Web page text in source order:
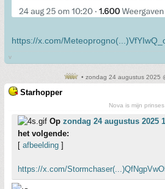
https://x.com/
v
• zondag 24 augustus 2025
Starhopper
Nova is mijn prinses
Op zondag 24 augustus 2025
het volgende:
[ afbeelding ]
https://x.com/